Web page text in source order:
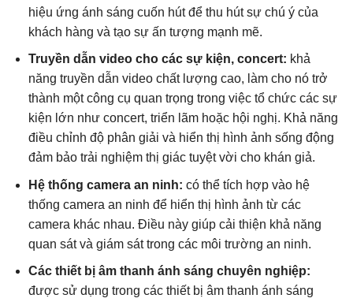
hiệu ứng ánh sáng cuốn hút để thu hút sự chú ý của
khách hàng và tạo sự ấn tượng mạnh mẽ.
Truyền dẫn video cho các sự kiện, concert: khả
năng truyền dẫn video chất lượng cao, làm cho nó trở
thành một công cụ quan trọng trong việc tổ chức các sự
kiện lớn như concert, triển lãm hoặc hội nghị. Khả năng
điều chỉnh độ phân giải và hiển thị hình ảnh sống động
đảm bảo trải nghiệm thị giác tuyệt vời cho khán giả.
Hệ thống camera an ninh: có thể tích hợp vào hệ
thống camera an ninh để hiển thị hình ảnh từ các
camera khác nhau. Điều này giúp cải thiện khả năng
quan sát và giám sát trong các môi trường an ninh.
Các thiết bị âm thanh ánh sáng chuyên nghiệp:
được sử dụng trong các thiết bị âm thanh ánh sáng